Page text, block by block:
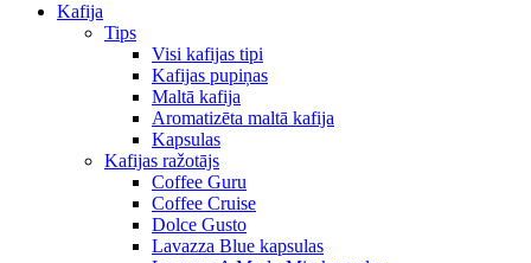
Kafija
Tips
Visi kafijas tipi
Kafijas pupiņas
Maltā kafija
Aromatizēta maltā kafija
Kapsulas
Kafijas ražotājs
Coffee Guru
Coffee Cruise
Dolce Gusto
Lavazza Blue kapsulas